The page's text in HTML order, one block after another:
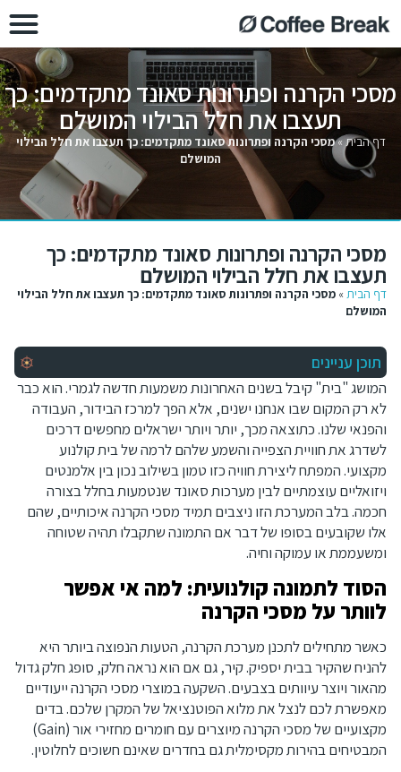
מסכי הקרנה ופתרונות סאונד מתקדמים: כך
תעצבו את חלל הבילוי המושלם
דף הבית»מסכי הקרנה ופתרונות סאונד מתקדמים: כך תעצבו את חלל הבילוי
המושלם
מסכי הקרנה ופתרונות סאונד מתקדמים: כך
תעצבו את חלל הבילוי המושלם
דף הבית » מסכי הקרנה ופתרונות סאונד מתקדמים: כך תעצבו את חלל הבילוי
המושלם
תוכן עניינים
המושג "בית" קיבל בשנים האחרונות משמעות חדשה לגמרי. הוא כבר
לא רק המקום שבו אנחנו ישנים, אלא הפך למרכז הבידור, העבודה
והפנאי שלנו. כתוצאה מכך, יותר ויותר ישראלים מחפשים דרכים
לשדרג את חוויית הצפייה והשמע שלהם לרמה של בית קולנוע
מקצועי. המפתח ליצירת חוויה כזו טמון בשילוב נכון בין אלמנטים
ויזואליים עוצמתיים לבין מערכות סאונד שנטמעות בחלל בצורה
חכמה. בלב המערכת הזו ניצבים תמיד מסכי הקרנה איכותיים, שהם
אלו שקובעים בסופו של דבר אם התמונה שתקבלו תהיה שטוחה
ומשעממת או עמוקה וחיה.
הסוד לתמונה קולנועית: למה אי אפשר
לוותר על מסכי הקרנה
כאשר מתחילים לתכנן מערכת הקרנה, הטעות הנפוצה ביותר היא
להניח שהקיר בבית יספיק. קיר, גם אם הוא נראה חלק, סופג חלק גדול
מהאור ויוצר עיוותים בצבעים. השקעה במוצרי מסכי הקרנה ייעודיים
מאפשרת לכם לנצל את מלוא הפוטנציאל של המקרן שלכם. בדים
מקצועיים של מסכי הקרנה מיוצרים עם חומרים מחזירי אור (Gain)
המבטיחים בהירות מקסימלית גם בחדרים שאינם חשוכים לחלוטין.